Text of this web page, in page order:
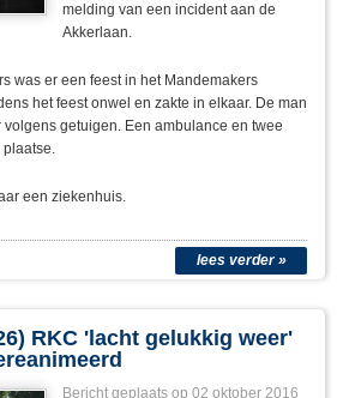
melding van een incident aan de
Akkerlaan.
was er een feest in het Mandemakers
het feest onwel en zakte in elkaar. De man
getuigen. Een ambulance en twee
plaatse.
een ziekenhuis.
lees verder »
RKC 'lacht gelukkig weer'
Bericht geplaats op 02 oktober 2016